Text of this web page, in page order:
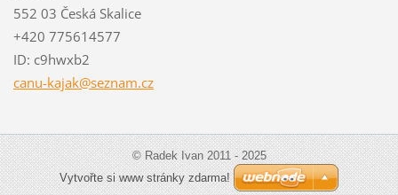
552 03 Česká Skalice
+420 775614577
ID: c9hwxb2
canu-kajak@seznam.cz
© Radek Ivan 2011 - 2025
Vytvořte si www stránky zdarma!